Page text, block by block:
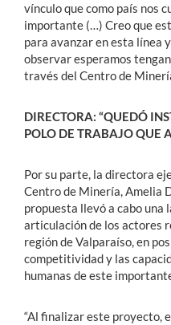
vínculo que como país nos
importante (…) Creo que
para avanzar en esta línea
observar esperamos
través del Centro de
DIRECTORA: “QUEDÓ
POLO DE TRABAJO QUE
Por su parte, la directora
Centro de Minería, Amelia
propuesta llevó a cabo una
articulación de los actores
región de Valparaíso, en
competitividad y las
humanas de este
“Al finalizar este proyecto,